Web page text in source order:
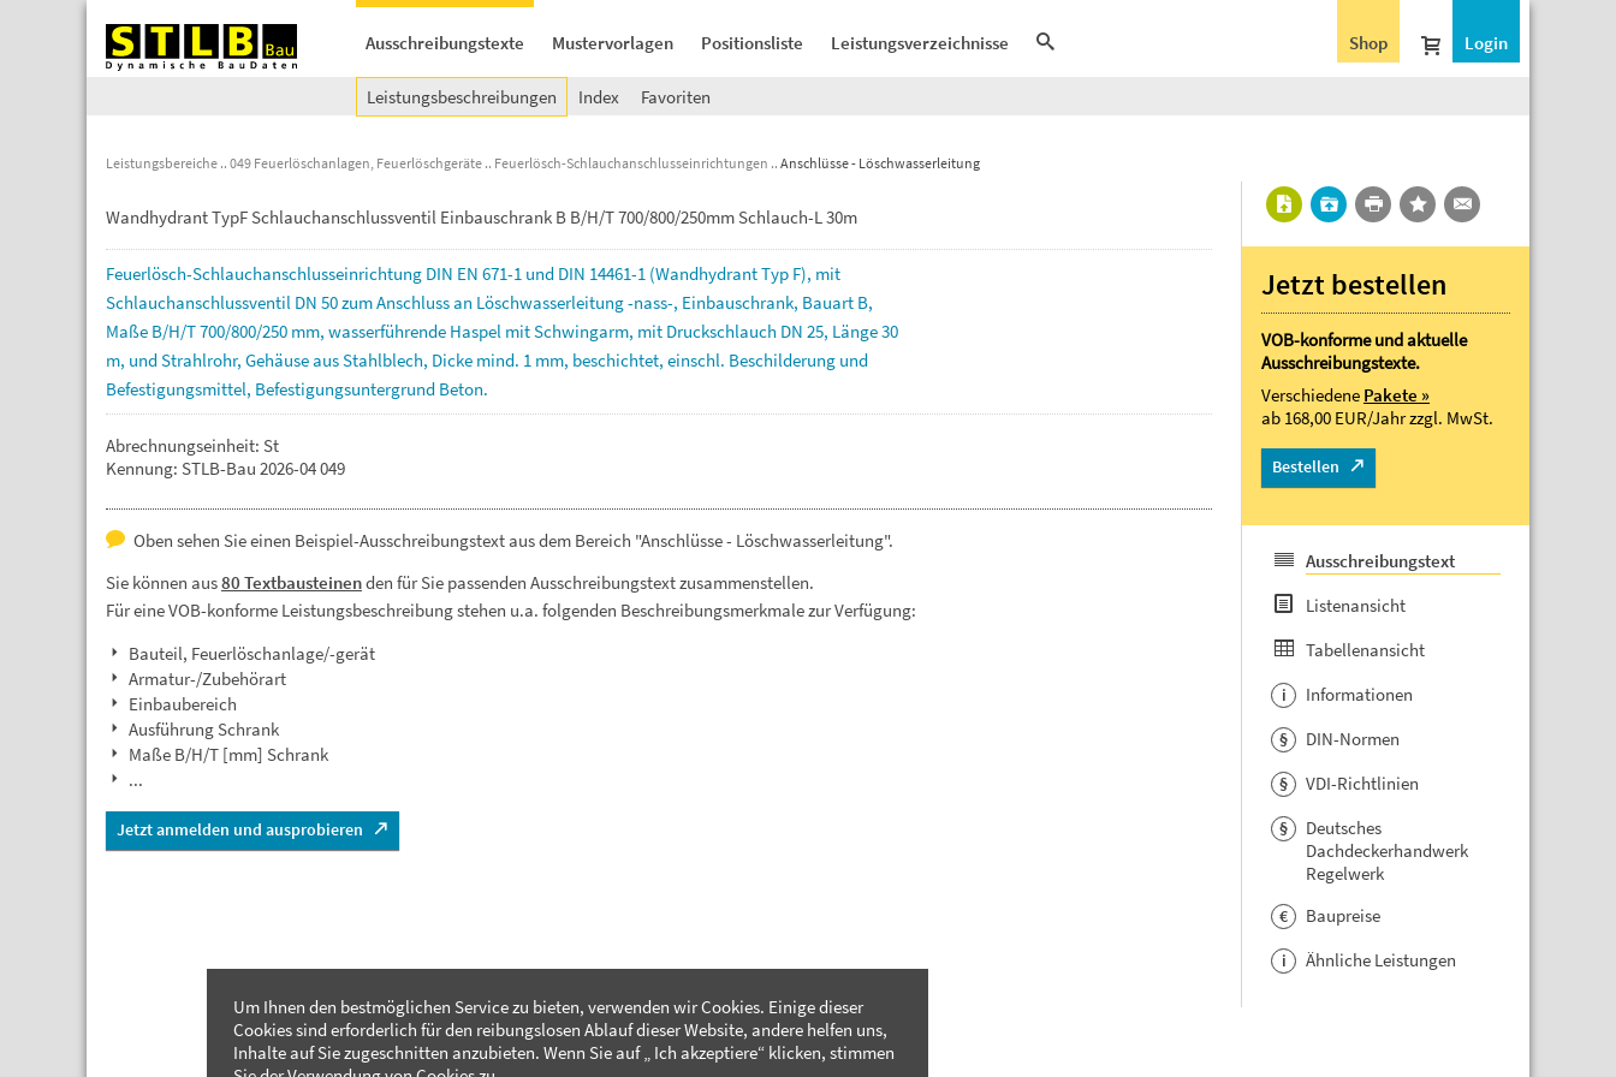
Ausschreibungstexte Mustervorlagen Positionsliste Leistungsverzeichnisse Login
Shop
Leistungsbeschreibungen Index Favoriten
Leistungsbereiche 049 Feuerlöschanlagen, Feuerlöschgeräte Feuerlösch-Schlauchanschlusseinrichtungen Anschlüsse - Löschwasserleitung
Wandhydrant TypF Schlauchanschlussventil Einbauschrank B B/H/T 700/800/250mm Schlauch-L 30m
Feuerlösch-Schlauchanschlusseinrichtung DIN EN 671-1 und DIN 14461-1 (WandhydrantTyp F), mit
Schlauchanschlussventil DN 50zumAnschlussan Löschwasserleitung-nass-, Einbauschrank, Bauart B,
Maße B/H/T700/800/250 mm, wasserführende Haspel mitSchwingarm, mit Druckschlauch DN 25, Länge30
m, undStrahlrohr, GehäuseausStahlblech, Dicke mind. 1 mm, beschichtet, einschl. Beschilderung und
Befestigungsmittel, Befestigungsuntergrund Beton.
Abrechnungseinheit: St
Kennung: STLB-Bau 2026-04 049
Oben sehen Sie einen Beispiel-Ausschreibungstext aus dem Bereich "Anschlüsse - Löschwasserleitung".
Sie können aus80 Textbausteinenden für Sie passenden Ausschreibungstext zusammenstellen.
Für eine VOB-konforme Leistungsbeschreibung stehen u.a. folgenden Beschreibungsmerkmale zur Verfügung:
Bauteil, Feuerlöschanlage/-gerät
Armatur-/Zubehörart
Einbaubereich
Ausführung Schrank
Maße B/H/T [mm] Schrank
...
Jetzt anmelden und ausprobieren
Jetzt bestellen
VOB-konforme und aktuelle
Ausschreibungstexte.
Verschiedene Pakete »
ab 168,00 EUR/Jahrzzgl. MwSt.
Bestellen
Ausschreibungstext
Listenansicht
Tabellenansicht
i Informationen
§ DIN-Normen
§ VDI-Richtlinien
§
Deutsches
Dachdeckerhandwerk
Regelwerk
€ Baupreise
i Ähnliche Leistungen
Um Ihnen den bestmöglichen Service zu bieten, verwenden wir Cookies. Einige dieser
Cookies sind erforderlich für den reibungslosen Ablauf dieser Website, andere helfen uns,
Inhalte auf Sie zugeschnitten anzubieten. Wenn Sie auf „ Ich akzeptiere“ klicken, stimmen